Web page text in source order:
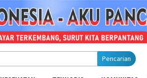
Pencarian